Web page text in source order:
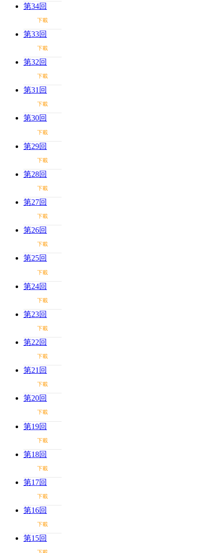
第34回
下載
第33回
下載
第32回
下載
第31回
下載
第30回
下載
第29回
下載
第28回
下載
第27回
下載
第26回
下載
第25回
下載
第24回
下載
第23回
下載
第22回
下載
第21回
下載
第20回
下載
第19回
下載
第18回
下載
第17回
下載
第16回
下載
第15回